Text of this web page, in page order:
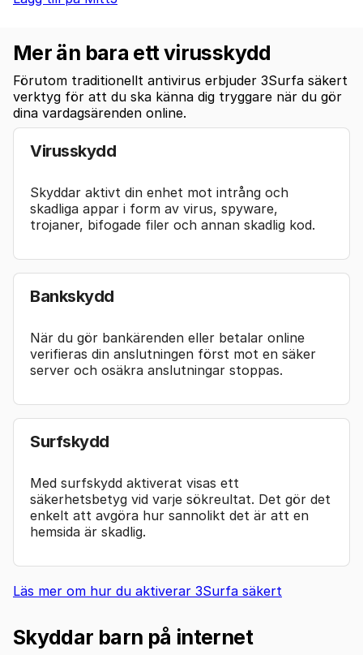
Mer än bara ett virusskydd
Förutom traditionellt antivirus erbjuder 3Surfa säkert
verktyg för att du ska känna dig tryggare när du gör
dina vardagsärenden online.
Virusskydd
Skyddar aktivt din enhet mot intrång och
skadliga appar i form av virus, spyware,
trojaner, bifogade filer och annan skadlig kod.
Bankskydd
När du gör bankärenden eller betalar online
verifieras din anslutningen först mot en säker
server och osäkra anslutningar stoppas.
Surfskydd
Med surfskydd aktiverat visas ett
säkerhetsbetyg vid varje sökreultat. Det gör det
enkelt att avgöra hur sannolikt det är att en
hemsida är skadlig.
Läs mer om hur du aktiverar 3Surfa säkert
Skyddar barn på internet